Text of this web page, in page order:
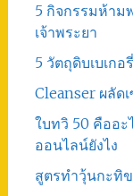
5 กิจกรรมห้า
เจ้าพระยา
5 วัตถุดิบเบเก
Cleanser ผลัด
ใบทวิ 50 คืออ
ออนไลน์ยังไง
สูตรทําวุ้นกะทิ